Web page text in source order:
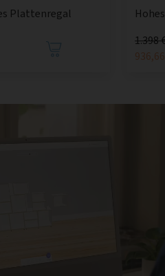
Plattenregal
1.398